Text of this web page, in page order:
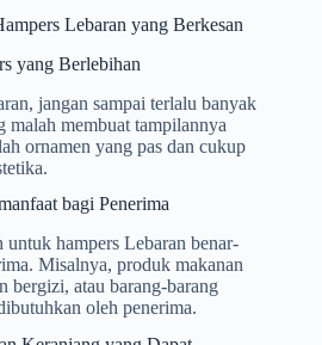
Lebaran yang Berkesan
yang Berlebihan
jangan sampai terlalu banyak
malah membuat tampilannya
ornamen yang pas dan cukup
bagi Penerima
hampers Lebaran benar-
Misalnya, produk makanan
bergizi, atau barang-barang
oleh penerima.